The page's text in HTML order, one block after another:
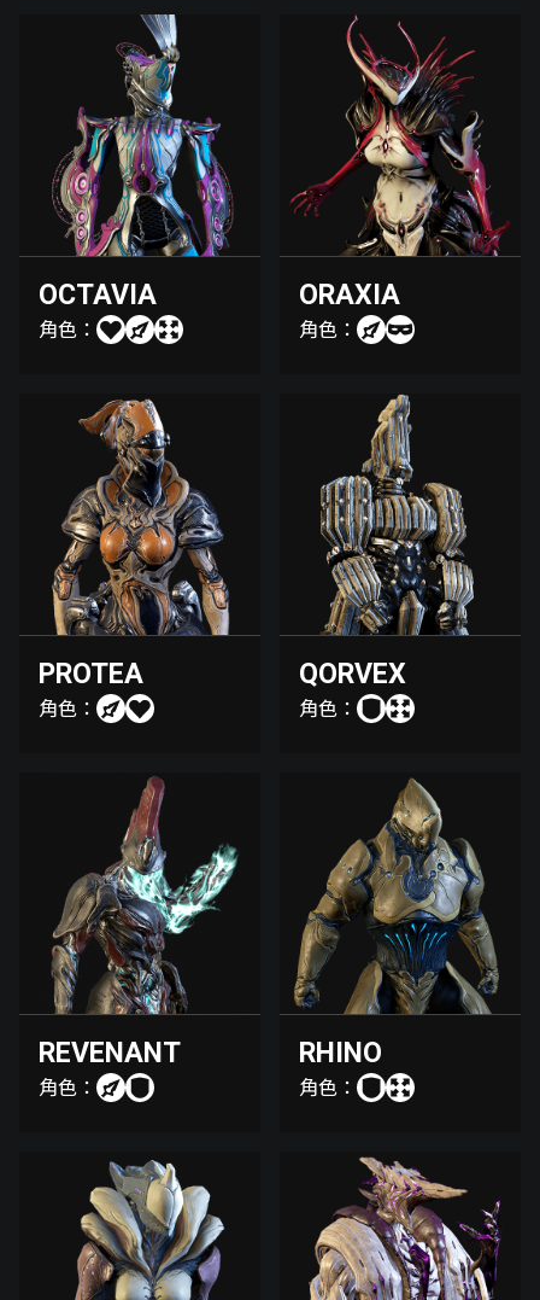
OCTAVIA
角色：
ORAXIA
角色：
PROTEA
角色：
QORVEX
角色：
REVENANT
角色：
RHINO
角色：